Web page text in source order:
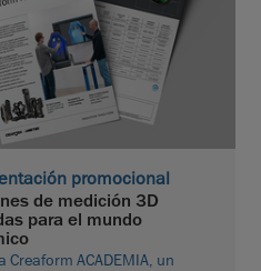
promocional
de medición 3D
para el mundo
Creaform ACADEMIA, un